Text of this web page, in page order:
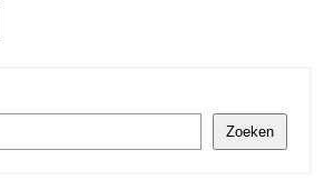
Zoeken